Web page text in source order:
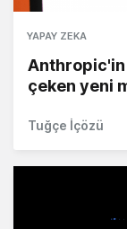
YAPAY ZEKA
çeken yeni
Tuğçe İçözü